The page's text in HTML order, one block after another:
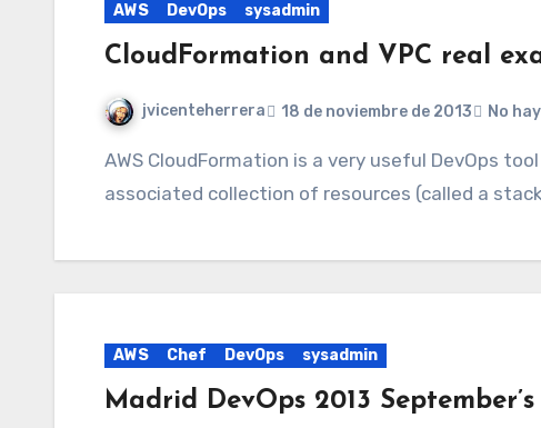
AWS DevOps sysadmin
CloudFormation and VPC real
jvicenteherrera 18 de noviembre de 2013 No
AWS CloudFormation is a very useful DevOps tool for deploy and update a template and its
associated collection of resources (called a
AWS Chef DevOps sysadmin
Madrid DevOps 2013